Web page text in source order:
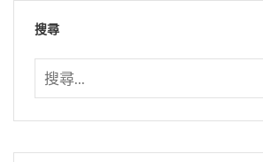
搜尋